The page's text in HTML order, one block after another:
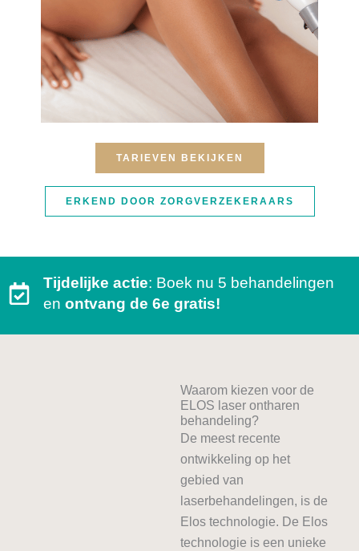
TARIEVEN BEKIJKEN
ERKEND DOOR ZORGVERZEKERAARS
Tijdelijke actie: Boek nu 5 behandelingen
en ontvang de 6e gratis!
Waarom kiezen voor de
ELOS laser ontharen
behandeling?
De meest recente
ontwikkeling op het
gebied van
laserbehandelingen, is de
Elos technologie. De Elos
technologie is een unieke